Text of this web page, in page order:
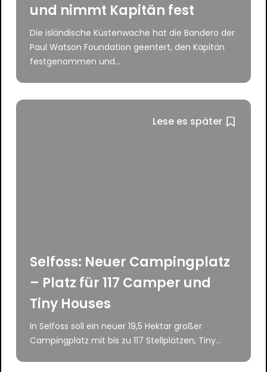
und nimmt Kapitän fest
Die isländische Küstenwache hat die Bandero der
Paul Watson Foundation geentert, den Kapitän
festgenommen und...
Lese es später
Selfoss: Neuer Campingplatz
– Platz für 117 Camper und
Tiny Houses
In Selfoss soll ein neuer 19,5 Hektar großer
Campingplatz mit bis zu 117 Stellplätzen, Tiny...